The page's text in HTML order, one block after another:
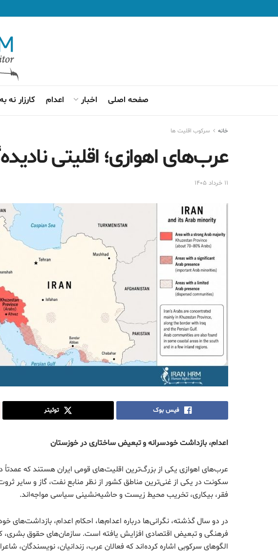
صفحه اصلی اخبار اعدام کارزار نه
خانه سرکوب اقلیت ها
عرب‌های اهوازی؛ اقلیتی
۱۱ خرداد ۱۴۰۵
فیس بوک توئیتر
اعدام، بازداشت خودسرانه و تبعیض ساختاری در خوزستان
عرب‌های اهوازی یکی از بزرگ‌ترین اقلیت‌های قومی ایران هستند که عمدتاً
سکونت در یکی از غنی‌ترین مناطق کشور از نظر منابع نفت، گاز و سایر
فقر، بیکاری، تخریب محیط زیست و حاشیه‌نشینی سیاسی مواجه‌اند.
در دو سال گذشته، نگرانی‌ها درباره اعدام‌ها، احکام اعدام،
فرهنگی و تبعیض اقتصادی افزایش یافته است. سازمان‌های حقوق بشری،
الگوهای سرکوبی اشاره کرده‌اند که فعالان عرب، زندانیان، نویسندگان،